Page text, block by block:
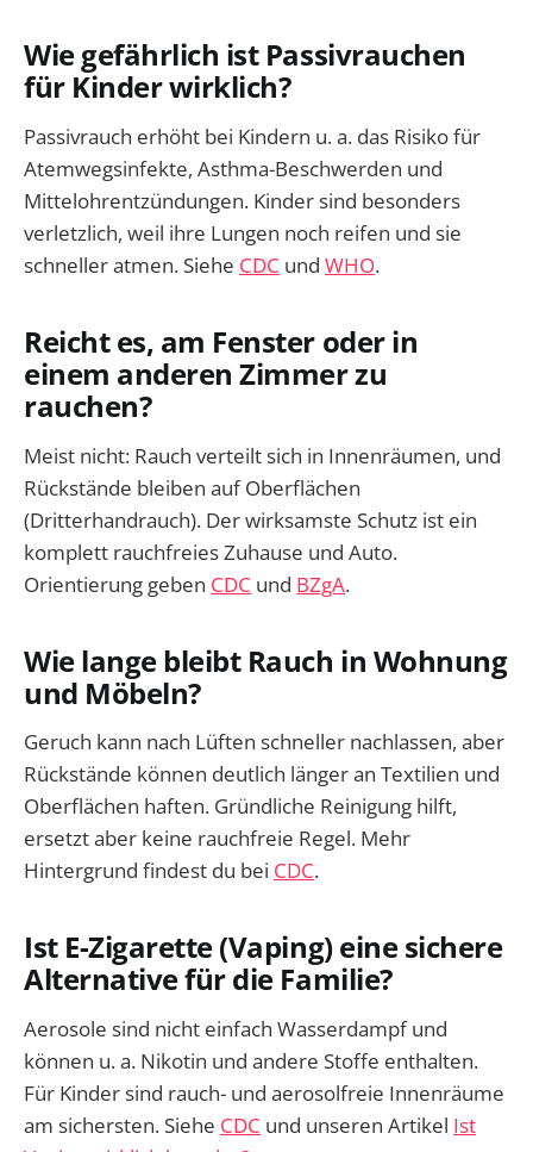
Wie gefährlich ist Passivrauchen
für Kinder wirklich?
Passivrauch erhöht bei Kindern u. a. das Risiko für
Atemwegsinfekte, Asthma-Beschwerden und
Mittelohrentzündungen. Kinder sind besonders
verletzlich, weil ihre Lungen noch reifen und sie
schneller atmen. Siehe CDC und WHO.
Reicht es, am Fenster oder in
einem anderen Zimmer zu
rauchen?
Meist nicht: Rauch verteilt sich in Innenräumen, und
Rückstände bleiben auf Oberflächen
(Dritterhandrauch). Der wirksamste Schutz ist ein
komplett rauchfreies Zuhause und Auto.
Orientierung geben CDC und BZgA.
Wie lange bleibt Rauch in Wohnung
und Möbeln?
Geruch kann nach Lüften schneller nachlassen, aber
Rückstände können deutlich länger an Textilien und
Oberflächen haften. Gründliche Reinigung hilft,
ersetzt aber keine rauchfreie Regel. Mehr
Hintergrund findest du bei CDC.
Ist E-Zigarette (Vaping) eine sichere
Alternative für die Familie?
Aerosole sind nicht einfach Wasserdampf und
können u. a. Nikotin und andere Stoffe enthalten.
Für Kinder sind rauch- und aerosolfreie Innenräume
am sichersten. Siehe CDC und unseren Artikel Ist